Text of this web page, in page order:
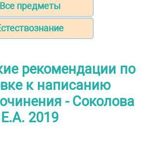
Все предметы
рекомендации по
к написанию
- Соколова
Е.А. 2019